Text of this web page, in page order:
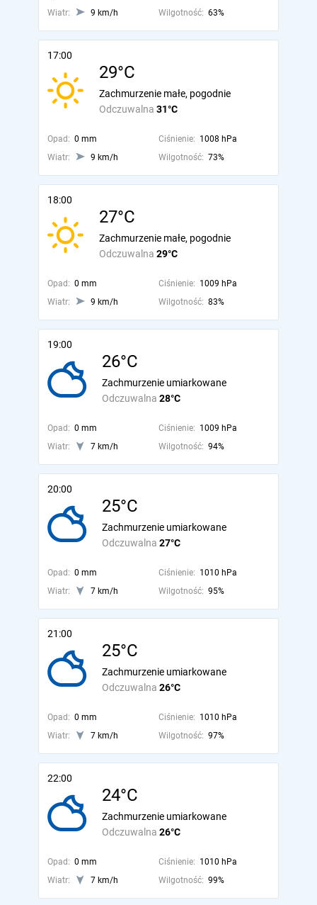
Wiatr:
9 km/h Wilgotność: 63%
17:00
29°C
Odczuwalna 31°C
Zachmurzenie małe, pogodnie
Opad: 0 mm Ciśnienie: 1008 hPa
Wiatr:
9 km/h Wilgotność: 73%
18:00
27°C
Odczuwalna 29°C
Zachmurzenie małe, pogodnie
Opad: 0 mm Ciśnienie: 1009 hPa
Wiatr:
9 km/h Wilgotność: 83%
19:00
26°C
Odczuwalna 28°C
Zachmurzenie umiarkowane
Opad: 0 mm Ciśnienie: 1009 hPa
Wiatr:
7 km/h Wilgotność: 94%
20:00
25°C
Odczuwalna 27°C
Zachmurzenie umiarkowane
Opad: 0 mm Ciśnienie: 1010 hPa
Wiatr:
7 km/h Wilgotność: 95%
21:00
25°C
Odczuwalna 26°C
Zachmurzenie umiarkowane
Opad: 0 mm Ciśnienie: 1010 hPa
Wiatr:
7 km/h Wilgotność: 97%
22:00
24°C
Odczuwalna 26°C
Zachmurzenie umiarkowane
Opad: 0 mm Ciśnienie: 1010 hPa
Wiatr:
7 km/h Wilgotność: 99%